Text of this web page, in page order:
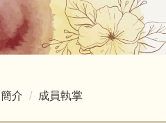
介 成員執掌